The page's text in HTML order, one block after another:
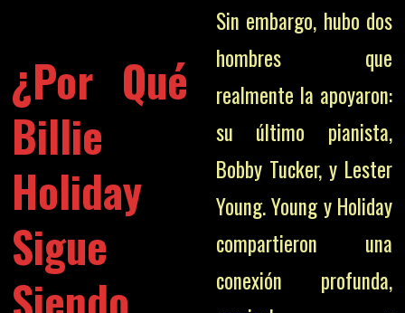
¿Por Qué
Billie
Holiday
Sigue
Sin embargo, hubo dos
hombres que
realmente la apoyaron:
su último pianista,
Bobby Tucker, y Lester
Young. Young y Holiday
compartieron una
conexión profunda,